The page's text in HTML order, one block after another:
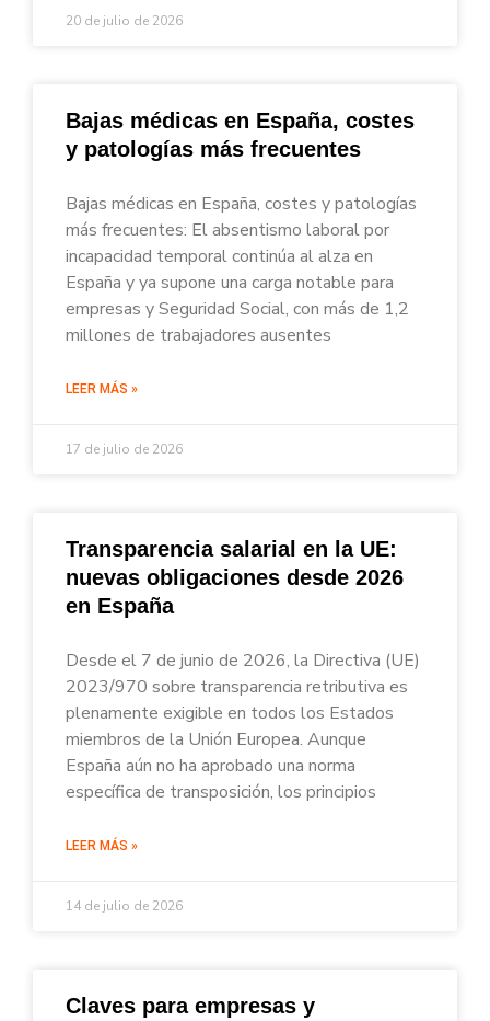
20 de julio de 2026
Bajas médicas en España, costes
y patologías más frecuentes
Bajas médicas en España, costes y patologías
más frecuentes: El absentismo laboral por
incapacidad temporal continúa al alza en
España y ya supone una carga notable para
empresas y Seguridad Social, con más de 1,2
millones de trabajadores ausentes
LEER MÁS »
17 de julio de 2026
Transparencia salarial en la UE:
nuevas obligaciones desde 2026
en España
Desde el 7 de junio de 2026, la Directiva (UE)
2023/970 sobre transparencia retributiva es
plenamente exigible en todos los Estados
miembros de la Unión Europea. Aunque
España aún no ha aprobado una norma
específica de transposición, los principios
LEER MÁS »
14 de julio de 2026
Claves para empresas y